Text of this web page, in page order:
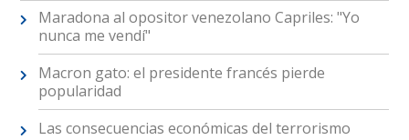
Maradona al opositor venezolano Capriles: "Yo
nunca me vendí"
Macron gato: el presidente francés pierde
popularidad
Las consecuencias económicas del terrorismo